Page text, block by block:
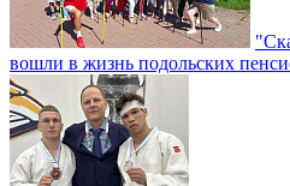
вошли в жизнь подольских